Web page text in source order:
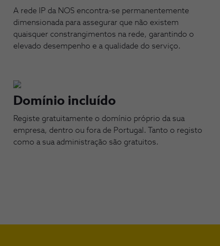
A rede IP da NOS encontra-se permanentemente
dimensionada para assegurar que não existem
quaisquer constrangimentos na rede, garantindo o
elevado desempenho e a qualidade do serviço.
Domínio incluído
Registe gratuitamente o domínio próprio da sua
empresa, dentro ou fora de Portugal. Tanto o registo
como a sua administração são gratuitos.